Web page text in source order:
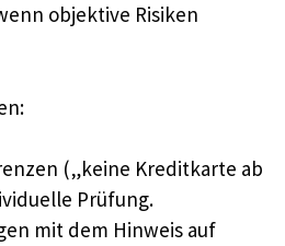
objektive Risiken
(„keine Kreditkarte ab
Prüfung.
mit dem Hinweis auf